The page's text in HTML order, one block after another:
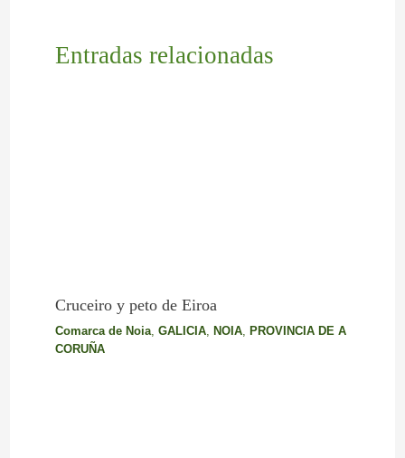
Entradas relacionadas
Cruceiro y peto de Eiroa
Comarca de Noia, GALICIA, NOIA, PROVINCIA DE A
CORUÑA